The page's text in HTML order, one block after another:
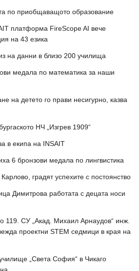
по приобщаващото образование
платформа FireScope AI вече
на 43 езика
на данни в близо 200 училища
медала по математика за наши
на детето го прави несигурно, казва
НЧ „Изгрев 1909“
в екипа на INSAIT
6 бронзови медала по лингвистика
градят успехите с постоянство
Димитрова работата с децата носи
119. СУ „Акад. Михаил Арнаудов“ инж.
проектни STEM седмици в края на
„Света София“ в Чикаго